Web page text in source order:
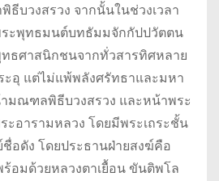
บวงสรวง จากนั้นในช่วงเวลา
ระพุทธมนต์บทธัมมจักกัปปวัตตน
ธศาสนิกชนจากทั่วสารทิศหลาย
อุ แต่ไม่แพ้พลังศรัทธาและมหา
ณฑลพิธีบวงสรวง และหน้าพระ
ะอารามหลวง โดยมีพระเถระชั้น
อดัง โดยประธานฝ่ายสงฆ์คือ
อมด้วยหลวงตาเยื้อน ขันติพโล